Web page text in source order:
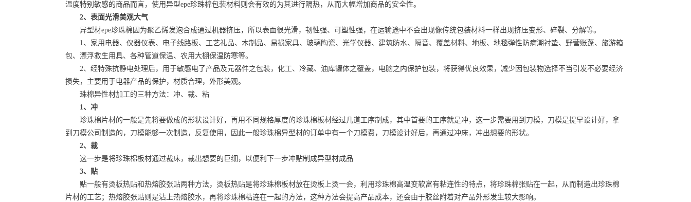
温度特别敏感的商品而言，使用异型epe珍珠棉包装材料则会有效的为其进行隔热，从而大幅增加商品的安全性。
2、表面光滑美观大气
异型材epe珍珠棉因为聚乙烯发泡合成通过机器挤压，所以表面很光滑，韧性强、可塑性强，在运输途中不会出现像传统包装材料一样出现挤压变形、碎裂、分解等。
1、家用电器、仪器仪表、电子线路板、工艺礼品、木制品、易损家具、玻璃陶瓷、光学仪器、建筑防水、隔音、覆盖材料、地板、地毯弹性防病潮衬垫、野营账蓬、旅游箱
包、漂浮救生用具、各种管道保温、农用大棚保温防寒等。
2、经特殊抗静电处理后，用于敏感电了产品及元器件之包装，化工、冷藏、油库罐体之覆盖，电脑之内保护包装，将获得优良效果，减少因包装物选择不当引发不必要经济
损失，主要用于电器产品的保护，材质合理，外形美观。
珠棉异性材加工的三种方法：冲、裁、粘
1、冲
珍珠棉片材的一般是先将要做成的形状设计好，再用不同规格厚度的珍珠棉板材经过几道工序制成，其中首要的工序就是冲，这一步需要用到刀模，刀模是提早设计好，拿
到刀模公司制造的，刀模能够一次制造，反复使用，因此一般珍珠棉异型材的订单中有一个刀模费，刀模设计好后，再通过冲床，冲出想要的形状。
2、裁
这一步是将珍珠棉板材通过裁床，裁出想要的巨细，以便利下一步冲贴制成异型材成品
3、贴
贴一般有烫板热贴和热熔胶张贴两种方法，烫板热贴是将珍珠棉板材放在烫板上烫一会，利用珍珠棉高温变软富有粘连性的特点，将珍珠棉张贴在一起，从而制造出珍珠棉
片材的工艺；热熔胶张贴则是沾上热熔胶水，再将珍珠棉粘连在一起的方法，这种方法会提高产品成本，还会由于胶丝附着对产品外形发生较大影响。